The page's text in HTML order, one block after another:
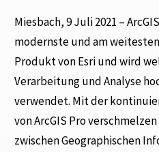
Miesbach, 9 Juli 2021 –
modernste und am
Produkt von Esri und wird
Verarbeitung und Analyse
verwendet. Mit der
von ArcGIS Pro
zwischen Geographischen